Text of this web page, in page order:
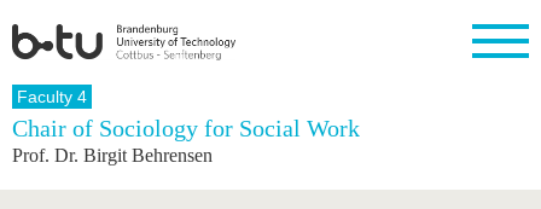
Homepage
University Research Study
Faculty 4
Chair of Sociology for Social Work
Prof. Dr. Birgit Behrensen